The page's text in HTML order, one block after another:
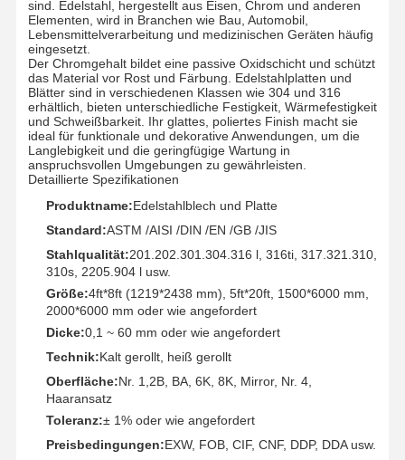
Fabrik Tour
Rolle
Alle Fälle
Rohrverbindungen aus Edelstahl
Rohrverbindungen aus rostfreiem Stahl
Edelstahl geschmiedete Fitting
Edelstahl-Flansche
Ventile aus Edelstahl
Edelstahl-nahtlose Rohre
Edelstahl-gesundheitliche Fitting
sind. Edelstahl, hergestellt aus Eisen, Chrom und anderen
Elementen, wird in Branchen wie Bau, Automobil,
Lebensmittelverarbeitung und medizinischen Geräten häufig
eingesetzt.
Der Chromgehalt bildet eine passive Oxidschicht und schützt
das Material vor Rost und Färbung. Edelstahlplatten und
Blätter sind in verschiedenen Klassen wie 304 und 316
erhältlich, bieten unterschiedliche Festigkeit, Wärmefestigkeit
und Schweißbarkeit. Ihr glattes, poliertes Finish macht sie
ideal für funktionale und dekorative Anwendungen, um die
Langlebigkeit und die geringfügige Wartung in
anspruchsvollen Umgebungen zu gewährleisten.
Detaillierte Spezifikationen
Produktname:Edelstahlblech und Platte
Standard:ASTM /AISI /DIN /EN /GB /JIS
Stahlqualität:201.202.301.304.316 l, 316ti, 317.321.310,
310s, 2205.904 l usw.
Größe:4ft*8ft (1219*2438 mm), 5ft*20ft, 1500*6000 mm,
2000*6000 mm oder wie angefordert
Dicke:0,1 ~ 60 mm oder wie angefordert
Technik:Kalt gerollt, heiß gerollt
Oberfläche:Nr. 1,2B, BA, 6K, 8K, Mirror, Nr. 4,
Haaransatz
Toleranz:± 1% oder wie angefordert
Preisbedingungen:EXW, FOB, CIF, CNF, DDP, DDA usw.